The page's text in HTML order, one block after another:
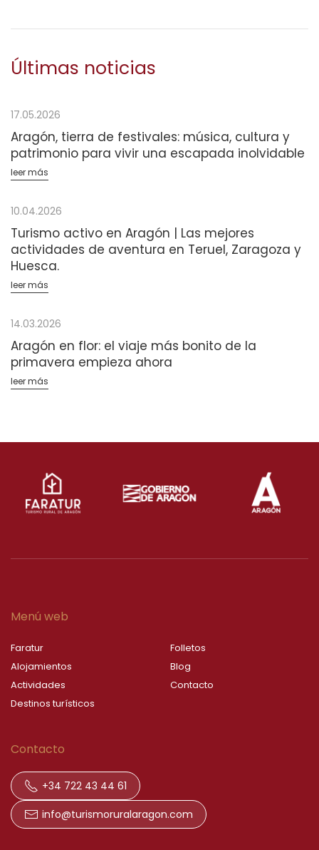
Últimas noticias
17.05.2026
Aragón, tierra de festivales: música, cultura y
patrimonio para vivir una escapada inolvidable
leer más
10.04.2026
Turismo activo en Aragón | Las mejores
actividades de aventura en Teruel, Zaragoza y
Huesca.
leer más
14.03.2026
Aragón en flor: el viaje más bonito de la
primavera empieza ahora
leer más
Menú web
Faratur
Alojamientos
Actividades
Destinos turísticos
Folletos
Blog
Contacto
Contacto
+34 722 43 44 61
info@turismoruralaragon.com